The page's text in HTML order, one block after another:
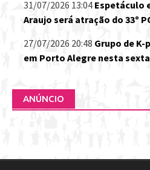
31/07/2026 13:04 Espetáculo
Araujo será atração do 33º
27/07/2026 20:48 Grupo de K-
em Porto Alegre nesta
ANÚNCIO